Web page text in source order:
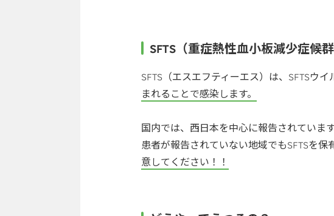
SFTS（重症熱性血小板減少症候
SFTS（エスエフティーエス）は、SFTSウイ
まれることで感染します。
国内では、西日本を中心に報告されていま
患者が報告されていない地域でもSFTSを保
意してください！！